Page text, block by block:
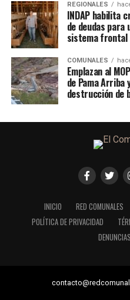
REGIONALES
INDAP habilita
de deudas
sistema frontal
COMUNALES
Emplazan al
de Pama
destrucción de
INICIO RED COMUNALES
POLÍTICA DE PRIVACIDAD
DENUNCIAS